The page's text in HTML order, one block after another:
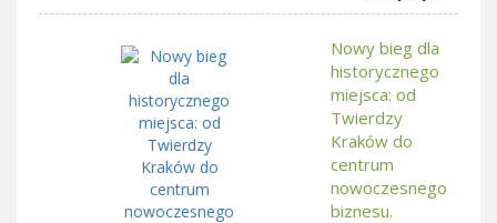
Nowy bieg dla
historycznego
miejsca: od
Twierdzy
Kraków do
centrum
nowoczesnego
biznesu.